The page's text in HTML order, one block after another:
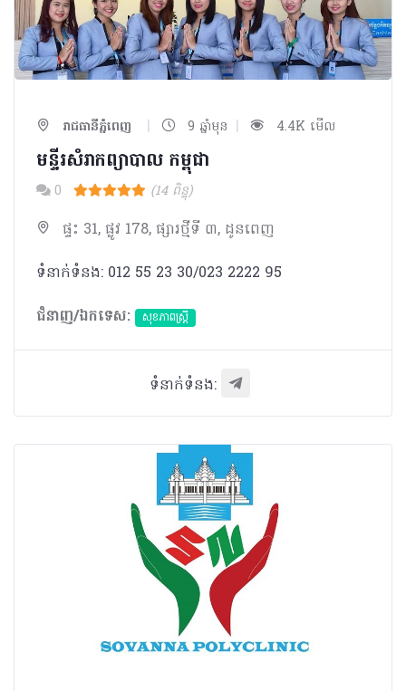
រាជធានីភ្នំពេញ | 9 ឆ្នាំមុន | 4.4K មើល
មន្ទីរសំរាកព្យាបាល​ កម្ពុជា​
0 (14 ពិន្ទុ)
ផ្ទះ 31, ផ្លូវ 178, ផ្សារថ្មីទី ៣, ដូនពេញ
ទំនាក់ទំនង: 012 55 23 30/023 2222 95
ជំនាញ/ឯកទេស:
សុខភាពស្រ្តី
ទំនាក់ទំនង: